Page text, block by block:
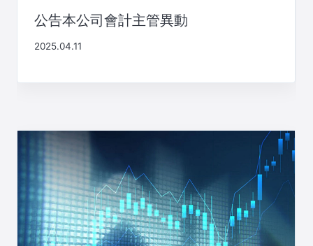
公告本公司會計主管異動
2025.04.11